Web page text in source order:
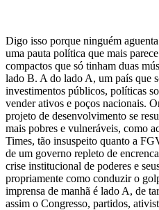
Digo isso porque ninguém
uma pauta política que mais
compactos que só tinham duas
lado B. A do lado A, um país que
investimentos públicos, políticas
vender ativos e poços nacionais.
projeto de desenvolvimento se
mais pobres e vulneráveis, como
Times, tão insuspeito quanto a
de um governo repleto de
crise institucional de poderes e
propriamente como conduzir o
imprensa de manhã é lado A, de
assim o Congresso, partidos,